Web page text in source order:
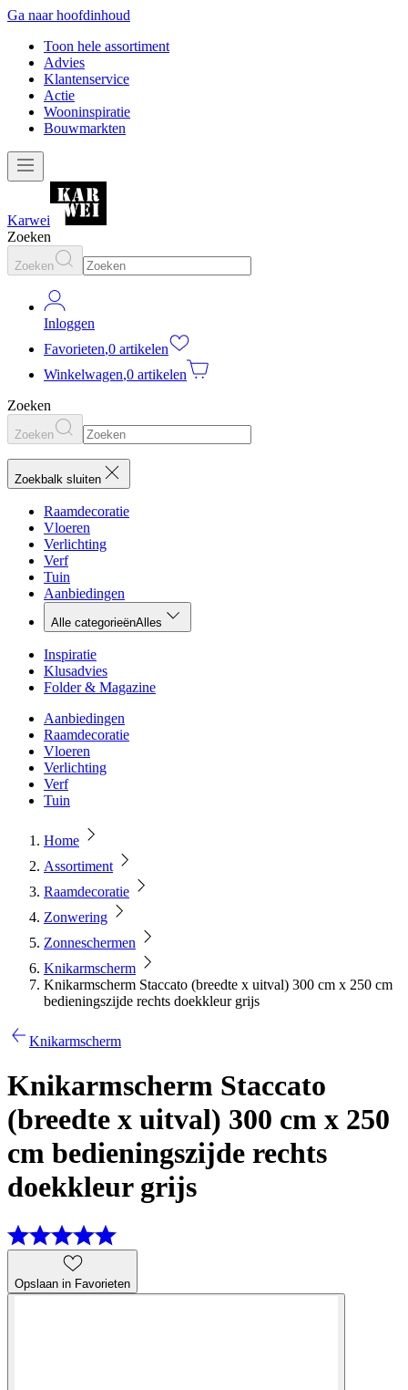
Ga naar hoofdinhoud
Toon hele assortiment
Advies
Klantenservice
Actie
Wooninspiratie
Bouwmarkten
Karwei
Zoeken
Zoeken
Inloggen
Favorieten,0 artikelen
Winkelwagen,0 artikelen
Zoeken
Zoeken
Zoekbalk sluiten
Raamdecoratie
Vloeren
Verlichting
Verf
Tuin
Aanbiedingen
Alle categorieënAlles
Inspiratie
Klusadvies
Folder & Magazine
Aanbiedingen
Raamdecoratie
Vloeren
Verlichting
Verf
Tuin
Home
Assortiment
Raamdecoratie
Zonwering
Zonneschermen
Knikarmscherm
Knikarmscherm Staccato (breedte x uitval) 300 cm x 250 cm
bedieningszijde rechts doekkleur grijs
Knikarmscherm
Knikarmscherm Staccato
(breedte x uitval) 300 cm x 250
cm bedieningszijde rechts
doekkleur grijs
Opslaan in Favorieten